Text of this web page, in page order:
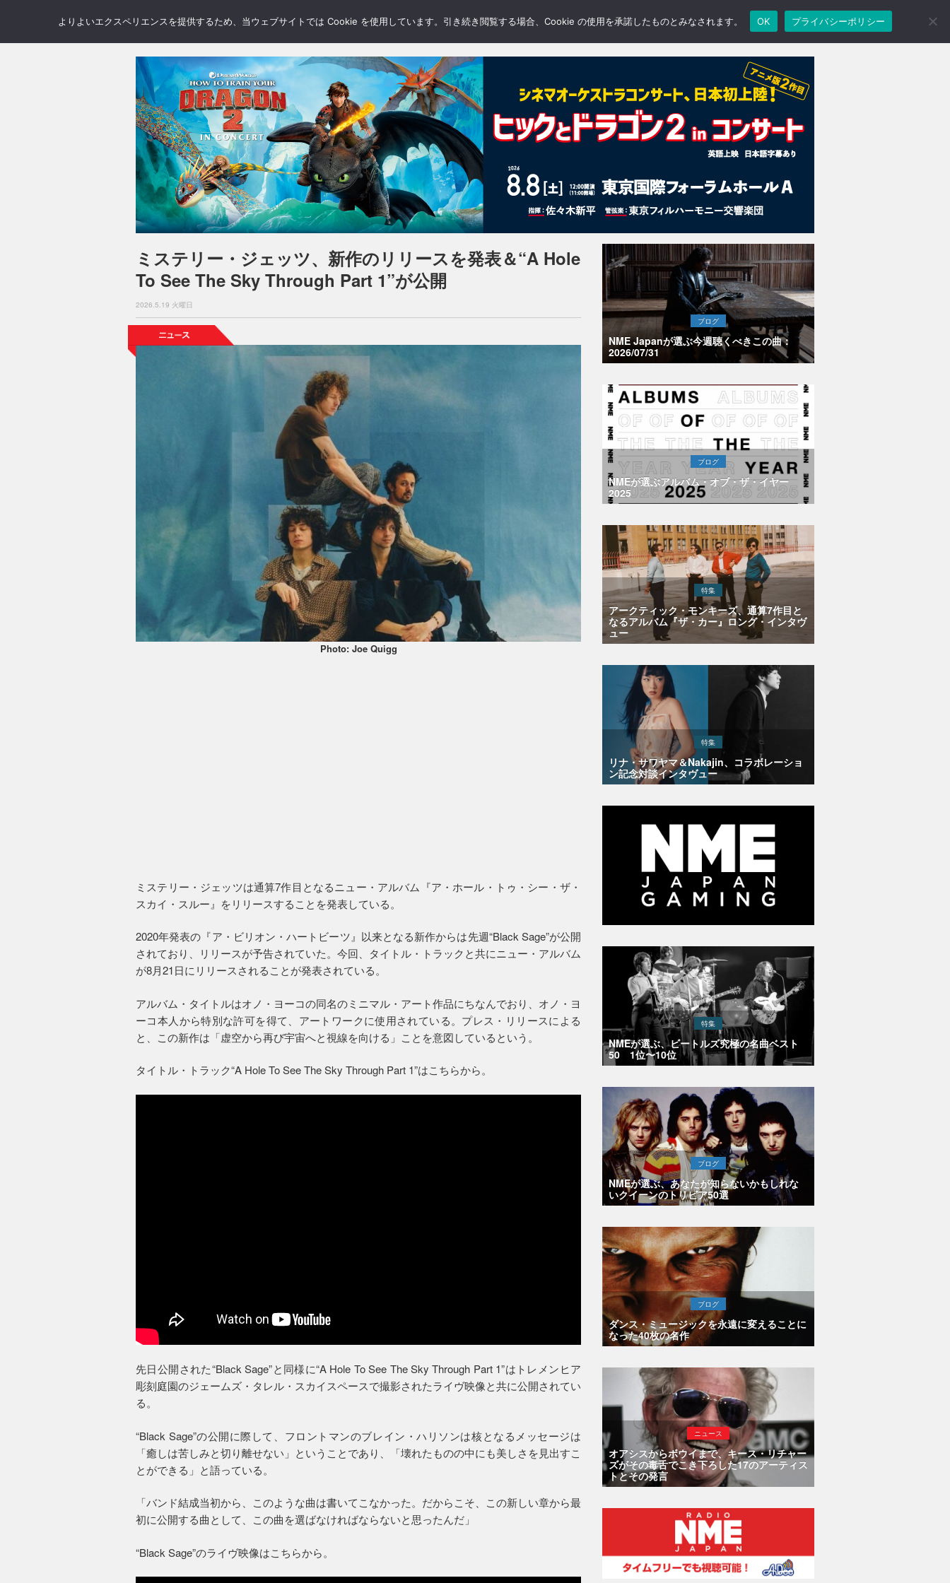
NEWS REVIEWS GALLERY BLOGS FEATURE
ミステリー・ジェッツ、新作のリリースを発表＆“A Hole
To See The Sky Through Part 1”が公開
2026.5.19 火曜日
Photo: Joe Quigg
ミステリー・ジェッツは通算7作目となるニュー・アルバム『ア・ホール・トゥ・シー・ザ・
スカイ・スルー』をリリースすることを発表している。
2020年発表の『ア・ビリオン・ハートビーツ』以来となる新作からは先週“Black Sage”が公開
されており、リリースが予告されていた。今回、タイトル・トラックと共にニュー・アルバム
が8月21日にリリースされることが発表されている。
アルバム・タイトルはオノ・ヨーコの同名のミニマル・アート作品にちなんでおり、オノ・ヨ
ーコ本人から特別な許可を得て、アートワークに使用されている。プレス・リリースによる
と、この新作は「虚空から再び宇宙へと視線を向ける」ことを意図しているという。
タイトル・トラック“A Hole To See The Sky Through Part 1”はこちらから。
先日公開された“Black Sage”と同様に“A Hole To See The Sky Through Part 1”はトレメンヒア
彫刻庭園のジェームズ・タレル・スカイスペースで撮影されたライヴ映像と共に公開されてい
る。
“Black Sage”の公開に際して、フロントマンのブレイン・ハリソンは核となるメッセージは
「癒しは苦しみと切り離せない」ということであり、「壊れたものの中にも美しさを見出すこ
とができる」と語っている。
「バンド結成当初から、このような曲は書いてこなかった。だからこそ、この新しい章から最
初に公開する曲として、この曲を選ばなければならないと思ったんだ」
“Black Sage”のライヴ映像はこちらから。
ブログ
NME Japanが選ぶ今週聴くべきこの曲：
2026/07/31
ブログ
NMEが選ぶアルバム・オブ・ザ・イヤー
2025
特集
アークティック・モンキーズ、通算7作目と
なるアルバム『ザ・カー』ロング・インタヴ
ュー
特集
リナ・サワヤマ＆Nakajin、コラボレーショ
ン記念対談インタヴュー
特集
NMEが選ぶ、ビートルズ究極の名曲ベスト
50 1位〜10位
ブログ
NMEが選ぶ、あなたが知らないかもしれな
いクイーンのトリビア50選
ブログ
ダンス・ミュージックを永遠に変えることに
なった40枚の名作
ニュース
オアシスからボウイまで、キース・リチャー
ズがその毒舌でこき下ろした17のアーティス
トとその発言
よりよいエクスペリエンスを提供するため、当ウェブサイトでは Cookie を使用しています。引き続き閲覧する場合、Cookie の使用を承諾したものとみなされます。 OK プライバシーポリシー